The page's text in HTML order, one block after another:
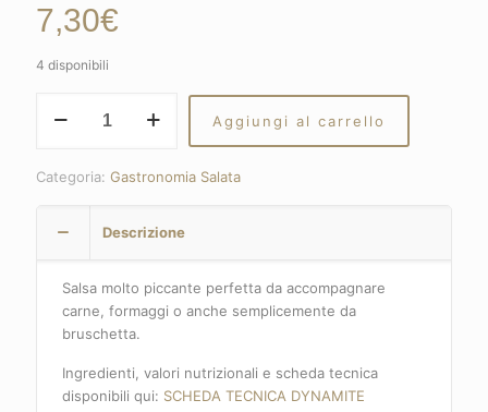
7,30€
4 disponibili
quantità
Aggiungi al carrello
Categoria: Gastronomia Salata
Descrizione
Salsa molto piccante perfetta da accompagnare
carne, formaggi o anche semplicemente da
bruschetta.
Ingredienti, valori nutrizionali e scheda tecnica
disponibili qui: SCHEDA TECNICA DYNAMITE